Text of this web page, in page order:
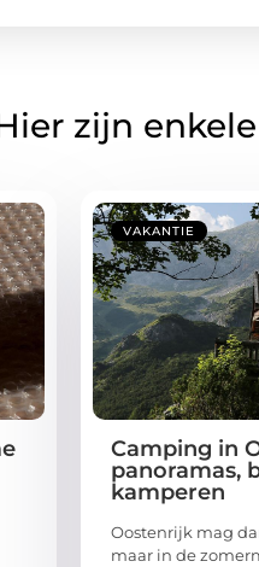
zijn enkele
VAKANTIE
Camping in
panoramas,
kamperen
Oostenrijk mag
maar in de